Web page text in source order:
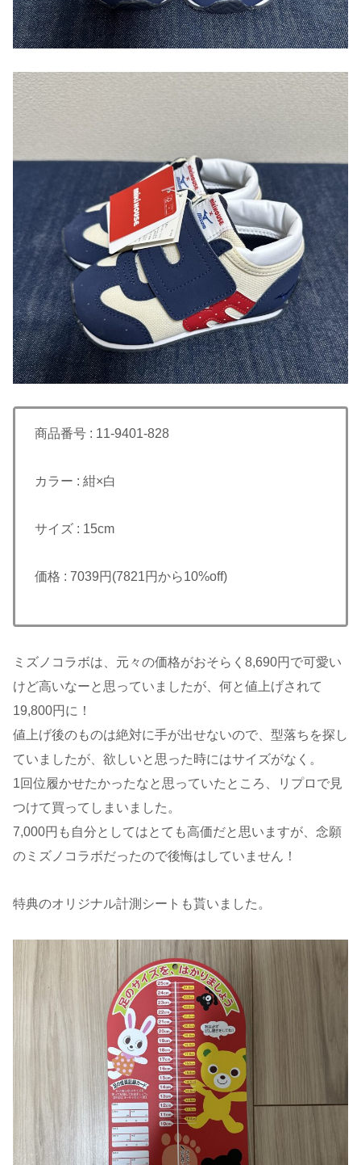
商品番号 : 11-9401-828
カラー : 紺×白
サイズ : 15cm
価格 : 7039円(7821円から10%off)
ミズノコラボは、元々の価格がおそらく8,690円で可愛い
けど高いなーと思っていましたが、何と値上げされて
19,800円に！
値上げ後のものは絶対に手が出せないので、型落ちを探し
ていましたが、欲しいと思った時にはサイズがなく。
1回位履かせたかったなと思っていたところ、リプロで見
つけて買ってしまいました。
7,000円も自分としてはとても高価だと思いますが、念願
のミズノコラボだったので後悔はしていません！
特典のオリジナル計測シートも貰いました。